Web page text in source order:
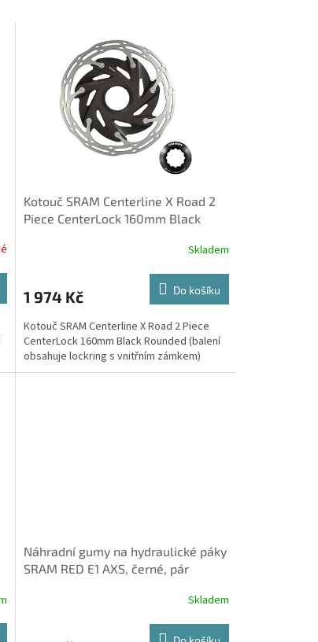
Kotouč SRAM Centerline X Road 2
Piece CenterLock 160mm Black
Skladem
1 974 Kč Do košíku
Kotouč SRAM Centerline X Road 2 Piece
CenterLock 160mm Black Rounded (balení
obsahuje lockring s vnitřním zámkem)
Náhradní gumy na hydraulické páky
SRAM RED E1 AXS, černé, pár
Skladem